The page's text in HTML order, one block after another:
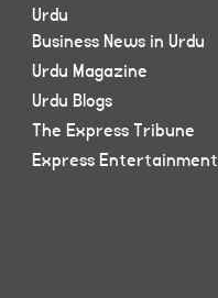
Urdu
Business News in Urdu
Urdu Magazine
Urdu Blogs
The Express Tribune
Express Entertainment